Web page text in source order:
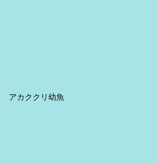
アカククリ幼魚